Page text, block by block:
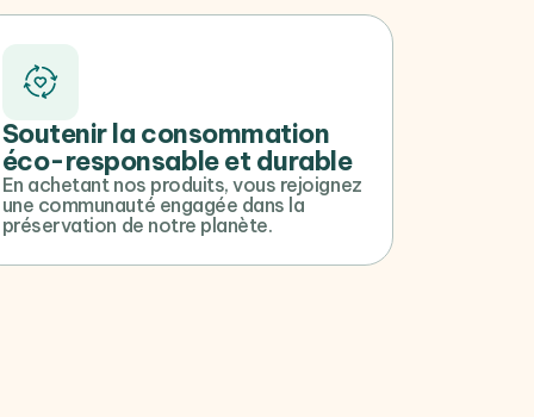
Soutenir la consommation
éco-responsable et durable
En achetant nos produits, vous rejoignez
une communauté engagée dans la
préservation de notre planète.